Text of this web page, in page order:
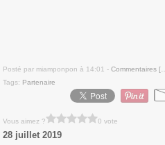
Posté par miamponpon à 14:01 - Commentaires [
Tags: Partenaire
Vous aimez ? 0 vote
28 juillet 2019